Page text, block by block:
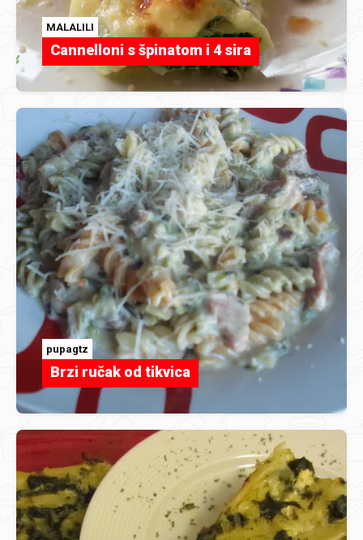
MALALILI
Cannelloni s špinatom i 4 sira
pupagtz
Brzi ručak od tikvica